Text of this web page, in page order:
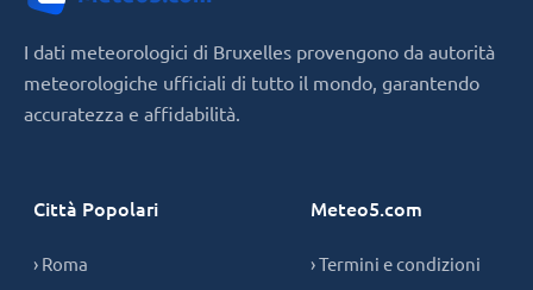
I dati meteorologici di Bruxelles provengono da autorità
meteorologiche ufficiali di tutto il mondo, garantendo
accuratezza e affidabilità.
Città Popolari
› Roma
Meteo5.com
› Termini e condizioni